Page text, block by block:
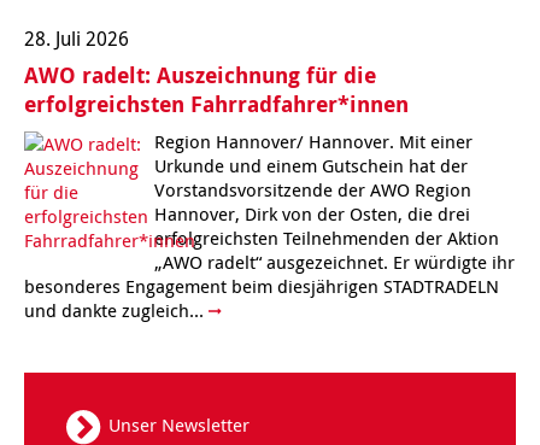
Kindertagesstätte Tresckowstraße
Kindertagesstätte Wiehbergstraße
Kindertagesstätte Petermannstraße /
Familienzentrum
Hör- und Sprachheilkindergarten Ratswiese
Kindertagesstätte Rosenbergstraße
Kindertagesstätte Schneiderberg
Kindertagesstätte Sylter Weg
28. Juli 2026
AWO radelt: Auszeichnung für die
erfolgreichsten Fahrradfahrer*innen
Region Hannover/ Hannover. Mit einer
Urkunde und einem Gutschein hat der
Vorstandsvorsitzende der AWO Region
Hannover, Dirk von der Osten, die drei
erfolgreichsten Teilnehmenden der Aktion
„AWO radelt“ ausgezeichnet. Er würdigte ihr
besonderes Engagement beim diesjährigen STADTRADELN
und dankte zugleich...
Unser Newsletter